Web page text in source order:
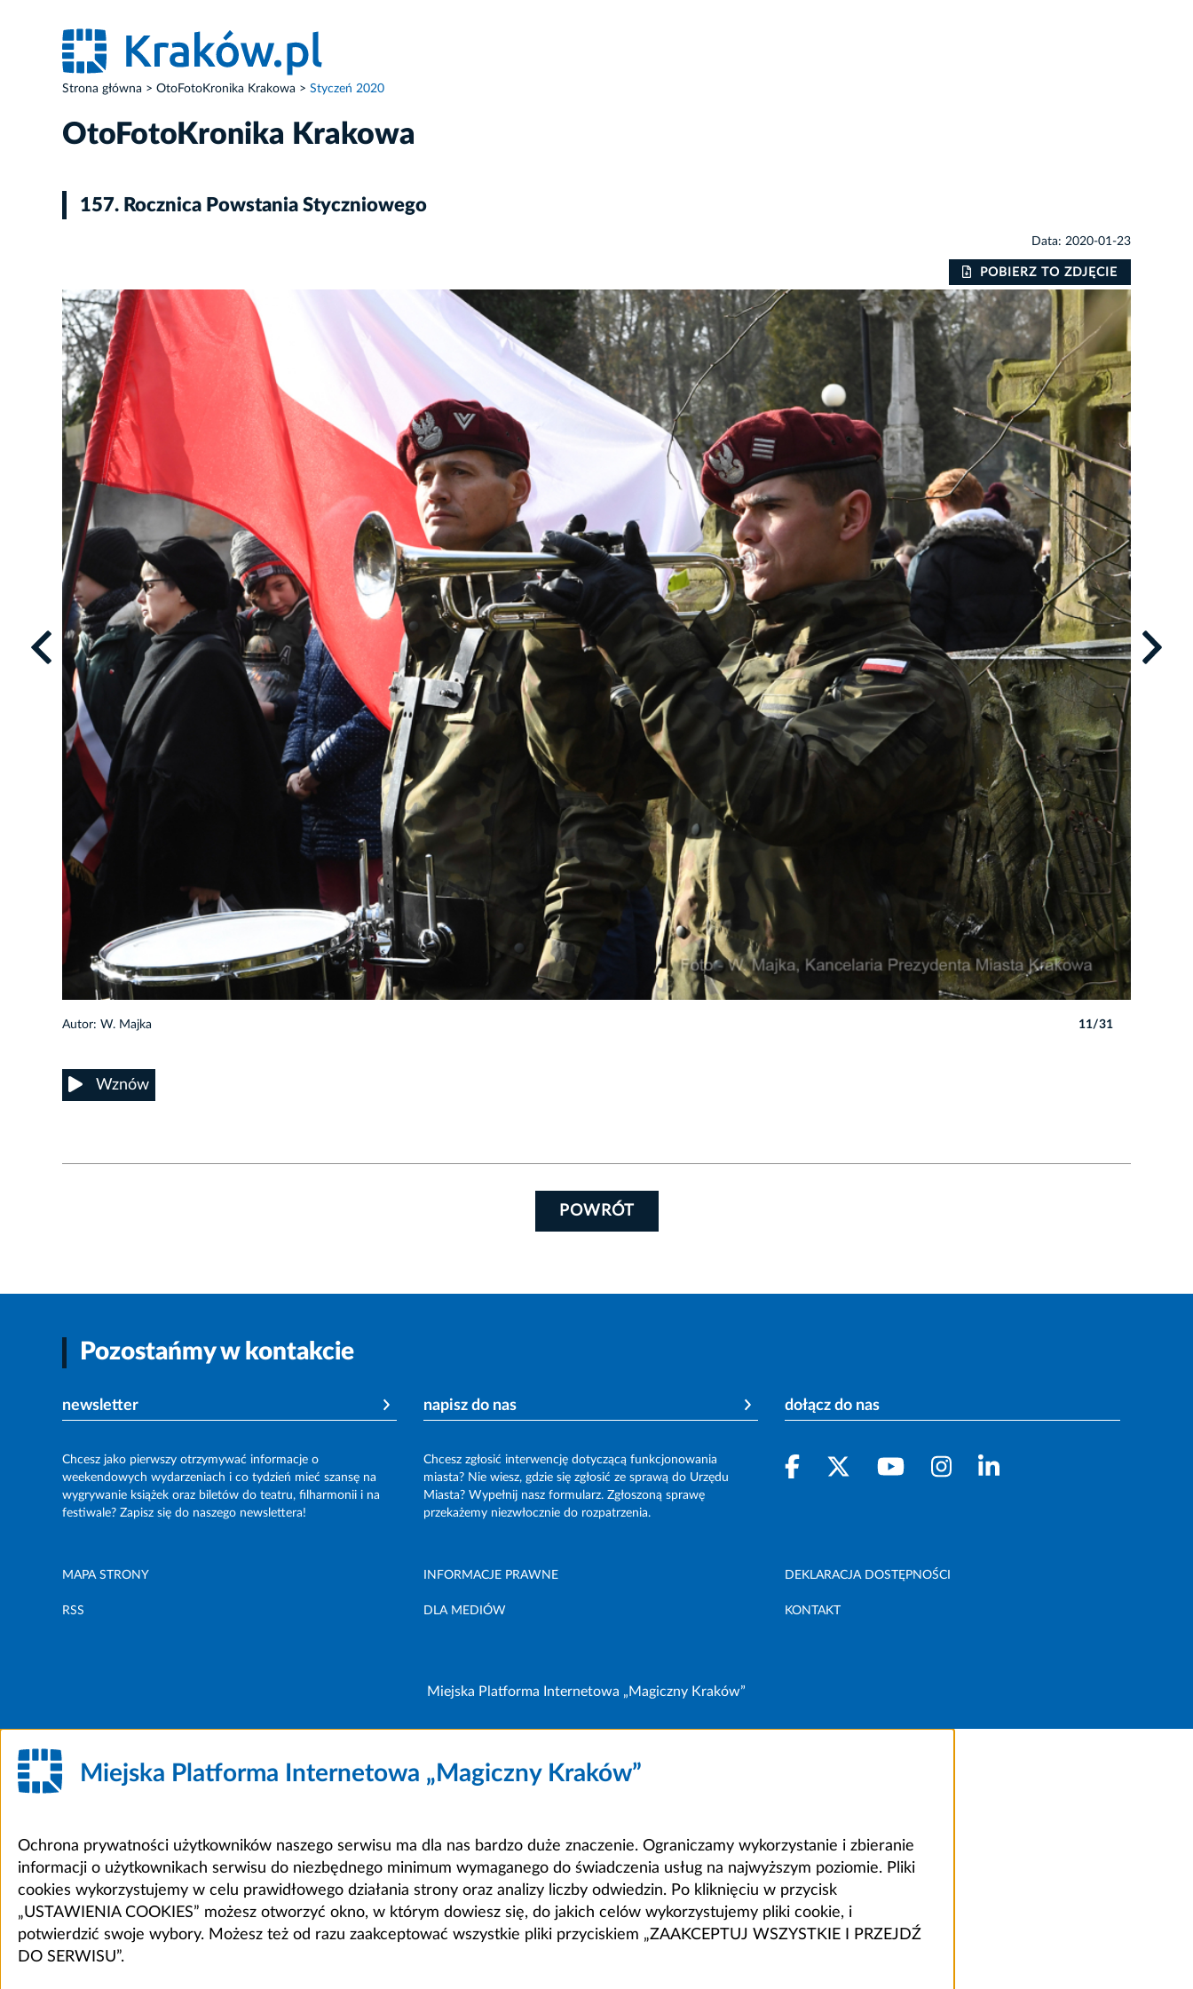
Strona główna OtoFotoKronika Krakowa Styczeń 2020
OtoFotoKronika Krakowa
157. Rocznica Powstania Styczniowego
Data: 2020-01-23
POBIERZ TO ZDJĘCIE
Autor: W. Majka 11/31
Wznów
POWRÓT
Pozostańmy w kontakcie
newsletter
Chcesz jako pierwszy otrzymywać informacje o
weekendowych wydarzeniach i co tydzień mieć szansę na
wygrywanie książek oraz biletów do teatru, filharmonii i na
festiwale? Zapisz się do naszego newslettera!
napisz do nas
Chcesz zgłosić interwencję dotyczącą funkcjonowania
miasta? Nie wiesz, gdzie się zgłosić ze sprawą do Urzędu
Miasta? Wypełnij nasz formularz. Zgłoszoną sprawę
przekażemy niezwłocznie do rozpatrzenia.
dołącz do nas
MAPA STRONY INFORMACJE PRAWNE DEKLARACJA DOSTĘPNOŚCI
RSS DLA MEDIÓW KONTAKT
Miejska Platforma Internetowa „Magiczny Kraków”
Miejska Platforma Internetowa „Magiczny Kraków”
Ochrona prywatności użytkowników naszego serwisu ma dla nas bardzo duże znaczenie. Ograniczamy wykorzystanie i zbieranie
informacji o użytkownikach serwisu do niezbędnego minimum wymaganego do świadczenia usług na najwyższym poziomie. Pliki
cookies wykorzystujemy w celu prawidłowego działania strony oraz analizy liczby odwiedzin. Po kliknięciu w przycisk
„USTAWIENIA COOKIES” możesz otworzyć okno, w którym dowiesz się, do jakich celów wykorzystujemy pliki cookie, i
potwierdzić swoje wybory. Możesz też od razu zaakceptować wszystkie pliki przyciskiem „ZAAKCEPTUJ WSZYSTKIE I PRZEJDŹ
DO SERWISU”.